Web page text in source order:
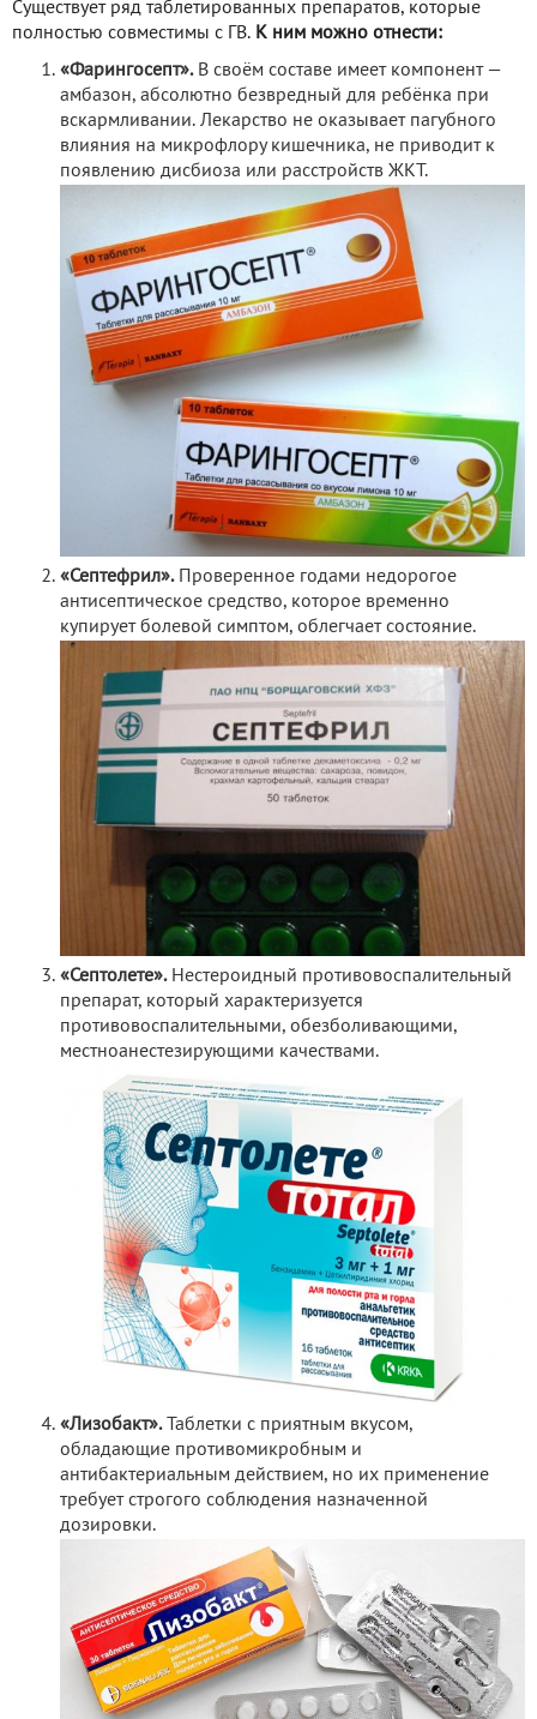
Существует ряд таблетированных препаратов, которые
полностью совместимы с ГВ. К ним можно отнести:
«Фарингосепт». В своём составе имеет компонент —
амбазон, абсолютно безвредный для ребёнка при
вскармливании. Лекарство не оказывает пагубного
влияния на микрофлору кишечника, не приводит к
появлению дисбиоза или расстройств ЖКТ.
«Септефрил».
Проверенное годами недорогое
антисептическое средство, которое временно
купирует болевой симптом, облегчает состояние.
«Септолете».Нестероидный противовоспалительный
препарат, который характеризуется
противовоспалительными, обезболивающими,
местноанестезирующими качествами.
«Лизобакт».Таблетки с приятным вкусом,
обладающие противомикробным и
антибактериальным действием, но их применение
требует строгого соблюдения назначенной
дозировки.